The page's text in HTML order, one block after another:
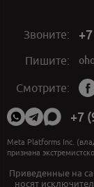
Звоните:
Пишите:
Смотрите:
Мы
в
+7
Meta Platforms Inc.
признана
Приведенные на
носят